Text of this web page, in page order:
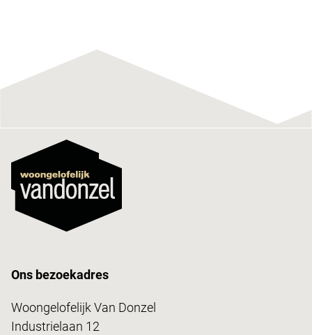
Ons bezoekadres
Woongelofelijk Van Donzel
Industrielaan 12